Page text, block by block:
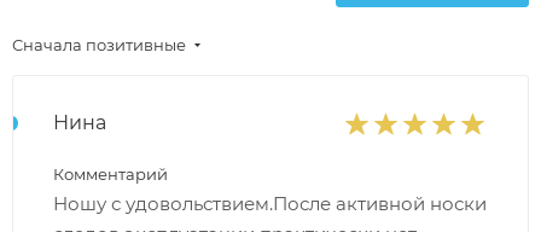
Сначала позитивные
Нина
Комментарий
Ношу с удовольствием.После активной носки